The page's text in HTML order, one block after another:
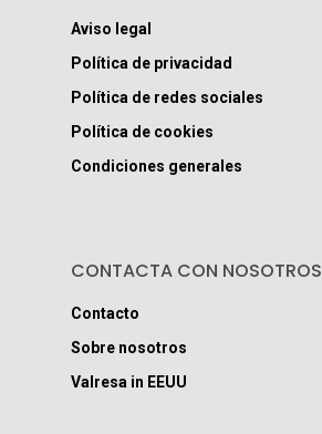
Aviso legal
Política de privacidad
Política de redes sociales
Política de cookies
Condiciones generales
CONTACTA CON NOSOTROS
Contacto
Sobre nosotros
Valresa in EEUU